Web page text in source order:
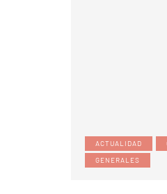
ACTUALIDAD
GENERALES